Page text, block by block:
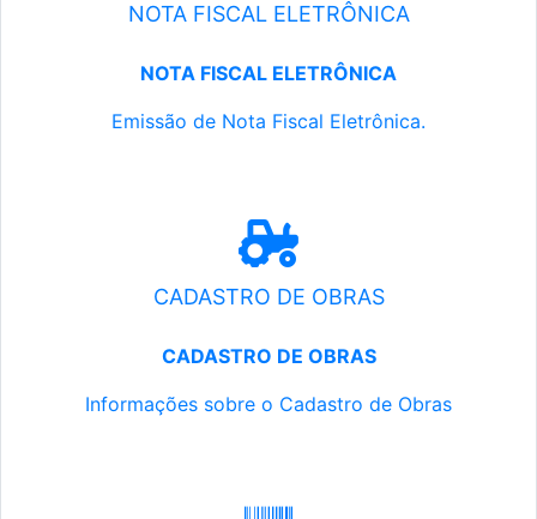
NOTA FISCAL ELETRÔNICA
NOTA FISCAL ELETRÔNICA
Emissão de Nota Fiscal Eletrônica.
CADASTRO DE OBRAS
CADASTRO DE OBRAS
Informações sobre o Cadastro de Obras